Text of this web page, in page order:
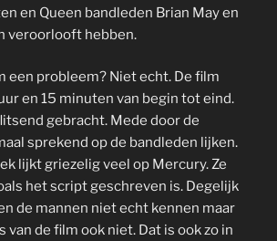
en Queen bandleden Brian May en
veroorlooft hebben.
een probleem? Niet echt. De film
en 15 minuten van begin tot eind.
gebracht. Mede door de
sprekend op de bandleden lijken.
lijkt griezelig veel op Mercury. Ze
het script geschreven is. Degelijk
de mannen niet echt kennen maar
van de film ook niet. Dat is ook zo in